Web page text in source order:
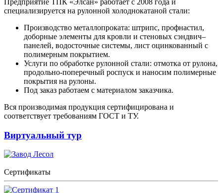
Предприятие ТПК «Элсан» работает с 2008 года и
специализируется на рулонной холоднокатаной стали:
Производство металлопроката: штрипс, профнастил,
доборные элементы для кровли и стеновых сэндвич–
панелей, водосточные системы, лист оцинкованный с
полимерным покрытием.
Услуги по обработке рулонной стали: отмотка от рулона,
продольно-поперечный роспуск и наносим полимерные
покрытия на рулоны.
Под заказ работаем с материалом заказчика.
Вся производимая продукция сертифицирована и
соответствует требованиям ГОСТ и ТУ.
Виртуальный тур
Сертификаты